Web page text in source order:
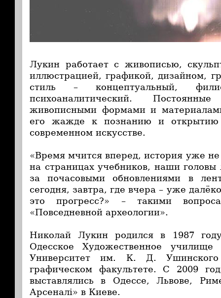
Лукин работает с живописью,
иллюстрацией, графикой, дизайном,
стиль – концептуальный,
психоаналитический.
живописными формами и
его жажде к познанию и открытию
современном искусстве.
«Время мчится вперед, история уже
на страницах учебников, наши головы
за почасовыми обновлениями в
сегодня, завтра, где вчера – уже
это прогресс?» – такими
«Повседневной археологии».
Николай Лукин родился в 1987
Одесское Художественное
Университет им. К. Д. Ушинского
графическом факультете. С 2009
выставлялись в Одессе, Львове,
Арсеналі» в Киеве.